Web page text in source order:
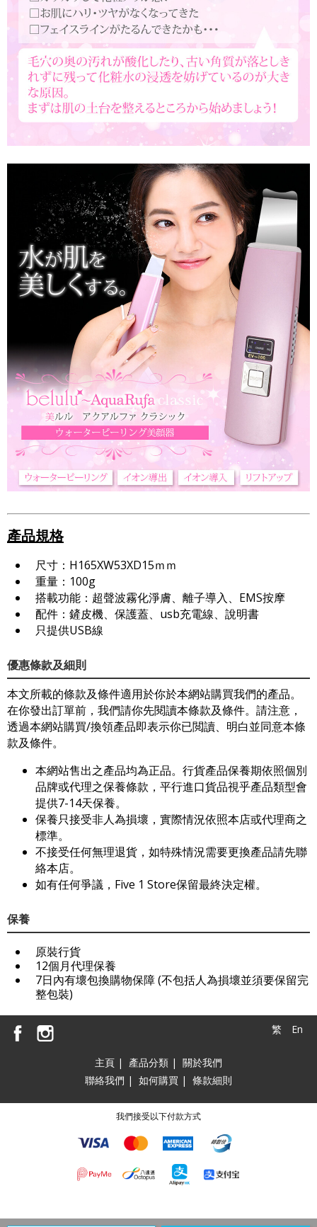
產品規格
尺寸：H165XW53XD15ｍｍ
重量：100g
搭載功能：超聲波霧化淨膚、離子導入、EMS按摩
配件：鏟皮機、保護蓋、usb充電線、說明書
只提供USB線
優惠條款及細則
本文所載的條款及條件適用於你於本網站購買我們的產品。
在你發出訂單前，我們請你先閱讀本條款及條件。請注意，
透過本網站購買/換領產品即表示你已閲讀、明白並同意本條
款及條件。
本網站售出之產品均為正品。行貨產品保養期依照個別
品牌或代理之保養條款，平行進口貨品視乎產品類型會
提供7-14天保養。
保養只接受非人為損壞，實際情況依照本店或代理商之
標準。
不接受任何無理退貨，如特殊情況需要更換產品請先聯
絡本店。
如有任何爭議，Five 1 Store保留最終決定權。
保養
原裝行貨
12個月代理保養
7日內有壞包換購物保障 (不包括人為損壞並須要保留完
整包裝)
繁 En
主頁 | 產品分類 | 關於我們
聯絡我們 | 如何購買 | 條款細則
我們接受以下付款方式